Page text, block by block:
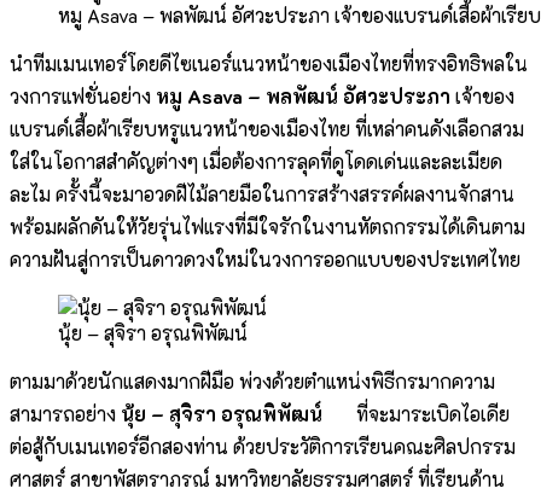
หมู Asava – พลพัฒน์ อัศวะประภา เจ้าของแบรนด์เสื้อผ้าเรีย
นำทีมเมนเทอร์โดยดีไซเนอร์แนวหน้าของเมืองไทยที่ทรงอิทธิพลใน
วงการแฟชั่นอย่าง หมู Asava – พลพัฒน์ อัศวะประภา เจ้าของ
แบรนด์เสื้อผ้าเรียบหรูแนวหน้าของเมืองไทย ที่เหล่าคนดังเลือกสวม
ใส่ในโอกาสสำคัญต่างๆ เมื่อต้องการลุคที่ดูโดดเด่นและละเมียด
ละไม ครั้งนี้จะมาอวดฝีไม้ลายมือในการสร้างสรรค์ผลงานจักสาน
พร้อมผลักดันให้วัยรุ่นไฟแรงที่มีใจรักในงานหัตถกรรมได้เดินตาม
ความฝันสู่การเป็นดาวดวงใหม่ในวงการออกแบบของประเทศไทย
นุ้ย – สุจิรา อรุณพิพัฒน์
ตามมาด้วยนักแสดงมากฝีมือ พ่วงด้วยตำแหน่งพิธีกรมากความ
สามารถอย่าง นุ้ย – สุจิรา อรุณพิพัฒน์ ที่จะมาระเบิดไอเดีย
ต่อสู้กับเมนเทอร์อีกสองท่าน ด้วยประวัติการเรียนคณะศิลปกรรม
ศาสตร์ สาขาพัสตราภรณ์ มหาวิทยาลัยธรรมศาสตร์ ที่เรียนด้าน